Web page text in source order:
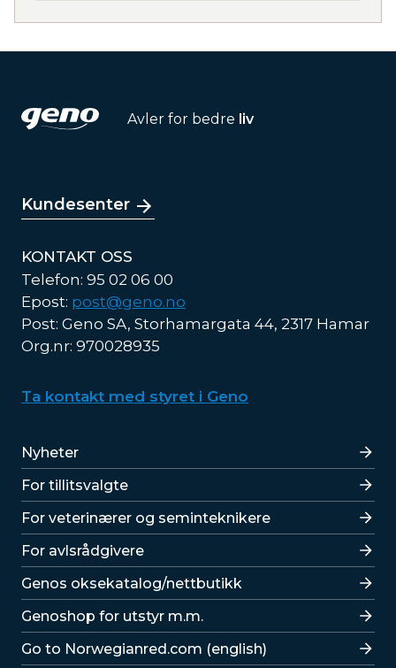
Avler for bedre liv
Kundesenter
KONTAKT OSS
Telefon: 95 02 06 00
Epost: post@geno.no
Post: Geno SA, Storhamargata 44, 2317 Hamar
Org.nr: 970028935
Ta kontakt med styret i Geno
Lenker
Nyheter
For tillitsvalgte
For veterinærer og seminteknikere
For avlsrådgivere
Lenker
Genos oksekatalog/nettbutikk
Genoshop for utstyr m.m.
Go to Norwegianred.com (english)